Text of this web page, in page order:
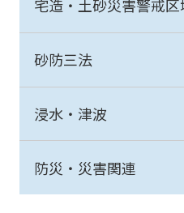
宅造・土砂災害警戒
砂防三法
浸水・津波
防災・災害関連